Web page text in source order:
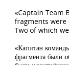
«Captain Team
fragments were
Two of which
«Капитан
фрагмента были